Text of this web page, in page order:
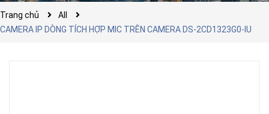
Trang chủ
All
CAMERA IP DÒNG TÍCH HỢP MIC TRÊN CAMERA DS-2CD1323G0-IU